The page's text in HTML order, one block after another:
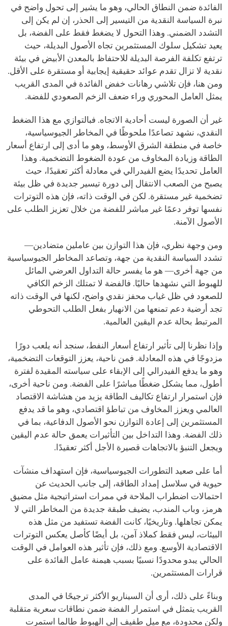
الفائدة ضمن النطاق الحالي، وهو ما يشير إلى تحول واضح في
نبرة السياسة النقدية من التيسير إلى الحذر، إن لم يكن إلى
التشدد الضمني. وهذا التحول لا يضغط فقط على الفضة، بل
يعيد تشكيل سلوك المستثمرين تجاه الأصول البديلة، حيث
ترتفع تكلفة الفرصة البديلة للاحتفاظ بالمعدن الأبيض في بيئة
نقدية لا تزال تقدم عوائد حقيقية إيجابية أو مستقرة على الأقل.
ومن هنا، فإن تلاشي رهانات خفض الفائدة في المدى القريب
يمثل العامل المحوري وراء ضعف الزخم الصعودي للفضة.
غير أن الصورة ليست أحادية الاتجاه. فبالتوازي مع هذا الضغط
النقدي، نشهد تصاعدًا ملحوظًا في المخاطر الجيوسياسية،
خاصة في منطقة الشرق الأوسط، وهو ما أدى إلى ارتفاع أسعار
الطاقة وزيادة المخاوف من عودة الضغوط التضخمية. وهذا
العامل تحديدًا يضع الفيدرالي في معادلة أكثر تعقيدًا، حيث
يصبح من الصعب الانتقال إلى دورة تيسير جديدة في ظل بيئة
تضخمية غير مستقرة. لكن في الوقت ذاته، فإن هذه التوترات
نفسها توفر دعمًا غير مباشر للفضة من خلال تعزيز الطلب على
الأصول الآمنة.
ومن وجهة نظري، فإن هذا التوازن بين عاملين متضادين—
تشدد السياسة النقدية من جهة، وتصاعد المخاطر الجيوسياسية
من جهة أخرى— هو ما يفسر حالة التداول العرضي المائل
للهبوط التي نشهدها حاليًا. فالفضة لا تمتلك الزخم الكافي
للصعود في ظل غياب محفز نقدي واضح، لكنها في الوقت ذاته
تجد أرضية دعم تمنعها من الانهيار بفعل الطلب التحوطي
المرتبط بحالة عدم اليقين العالمية.
وإذا نظرنا إلى تأثير ارتفاع أسعار النفط، سنجد أنه يلعب دورًا
مزدوجًا في هذه المعادلة. فمن ناحية، يعزز التوقعات التضخمية،
وهو ما يدفع الفيدرالي إلى الإبقاء على سياسته المقيدة لفترة
أطول، مما يشكل ضغطًا مباشرًا على الفضة. ومن ناحية أخرى،
فإن استمرار ارتفاع تكاليف الطاقة يزيد من هشاشة الاقتصاد
العالمي ويعزز المخاوف من تباطؤ اقتصادي، وهو ما قد يدفع
المستثمرين إلى إعادة التوازن نحو الأصول الدفاعية، بما في
ذلك الفضة. وهذا التداخل بين التأثيرات يعمق حالة عدم اليقين
ويجعل التنبؤ بالاتجاهات قصيرة الأجل أكثر تعقيدًا.
أما على صعيد التطورات الجيوسياسية، فإن استهداف منشآت
حيوية في سلاسل إمداد الطاقة، إلى جانب الحديث عن
احتمالات اضطراب الملاحة في ممرات استراتيجية مثل مضيق
هرمز، وباب المندب، يضيف طبقة جديدة من المخاطر التي لا
يمكن تجاهلها. وتاريخيًا، كانت الفضة تستفيد من مثل هذه
البيئات، ليس فقط كملاذ آمن، بل أيضًا كأصل يعكس التوترات
الاقتصادية الأوسع. ومع ذلك، فإن تأثير هذه العوامل في الوقت
الحالي يبدو محدودًا نسبيًا بسبب هيمنة عامل الفائدة على
قرارات المستثمرين.
وبناءً على ذلك، أرى أن السيناريو الأكثر ترجيحًا في المدى
القريب يتمثل في استمرار الفضة ضمن نطاقات سعرية متقلبة
ولكن محدودة، مع ميل طفيف إلى الهبوط طالما استمرت